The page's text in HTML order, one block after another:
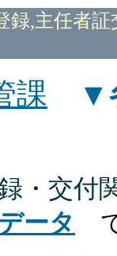
録,主任者証
課
▼
交付
ータ